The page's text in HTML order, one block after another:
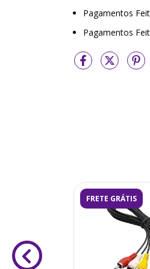
Pagamentos
Pagamentos
FRETE GRÁTIS